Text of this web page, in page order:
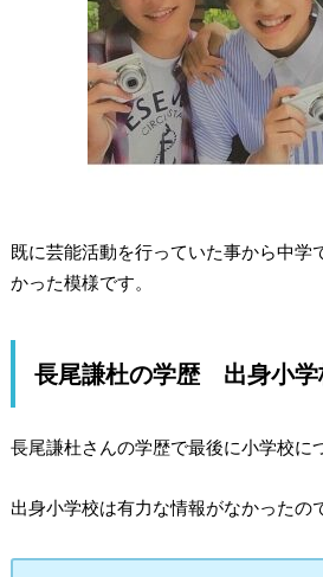
既に芸能活動を行っていた事から中学
かった模様です。
長尾謙杜の学歴 出身小学
長尾謙杜さんの学歴で最後に小学校に
出身小学校は有力な情報がなかったの